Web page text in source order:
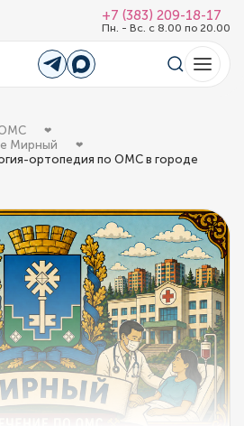
+7 (383) 209-18-17
Пн. - Вс. с 8.00 по 20.00
Мирный
ортопедия по ОМС в городе